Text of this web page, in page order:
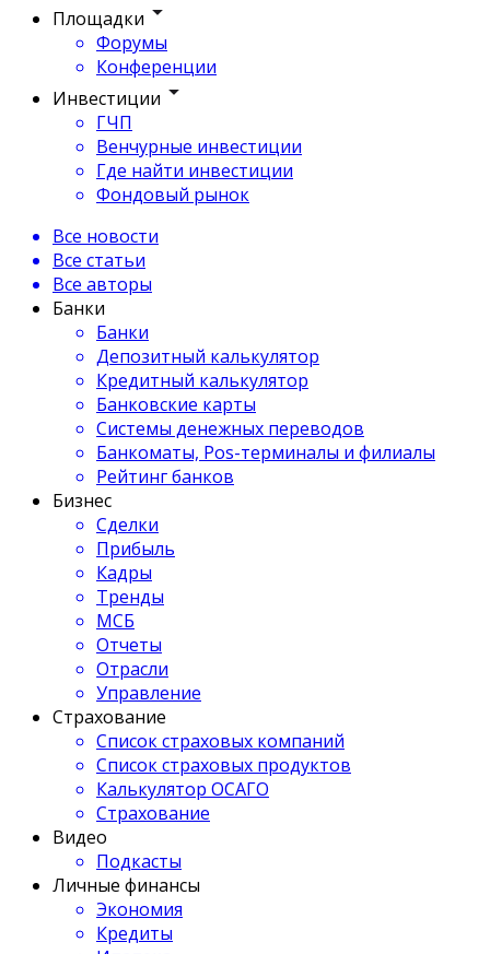
Площадки
Форумы
Конференции
Инвестиции
ГЧП
Венчурные инвестиции
Где найти инвестиции
Фондовый рынок
Все новости
Все статьи
Все авторы
Банки
Банки
Депозитный калькулятор
Кредитный калькулятор
Банковские карты
Системы денежных переводов
Банкоматы, Pos-терминалы и филиалы
Рейтинг банков
Бизнес
Сделки
Прибыль
Кадры
Тренды
МСБ
Отчеты
Отрасли
Управление
Страхование
Список страховых компаний
Список страховых продуктов
Калькулятор ОСАГО
Страхование
Видео
Подкасты
Личные финансы
Экономия
Кредиты